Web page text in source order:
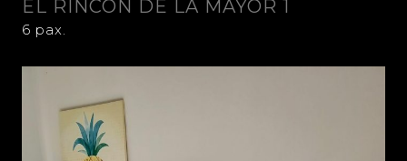
EL RINCÓN DE LA MAYOR 1
6 pax.